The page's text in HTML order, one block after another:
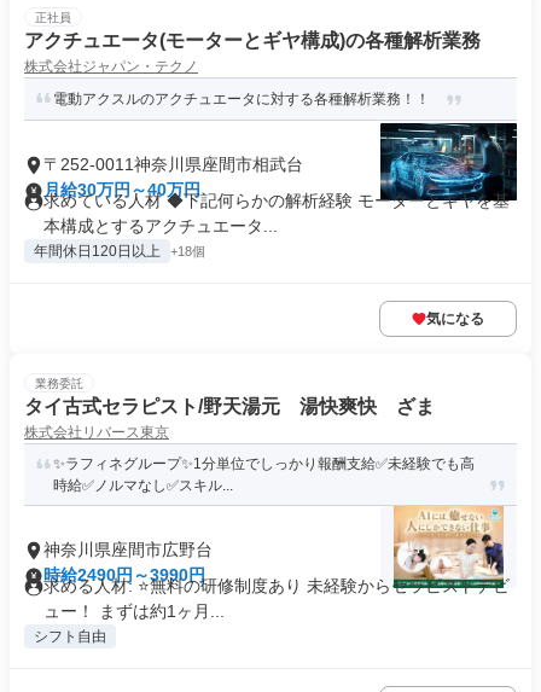
正社員
アクチュエータ(モーターとギヤ構成)の各種解析業務
株式会社ジャパン・テクノ
電動アクスルのアクチュエータに対する各種解析業務！！
〒252-0011神奈川県座間市相武台
月給30万円～40万円
求めている人材 ◆下記何らかの解析経験 モーターとギヤを基
本構成とするアクチュエータ...
年間休日120日以上 +18個
気になる
業務委託
タイ古式セラピスト/野天湯元 湯快爽快 ざま
株式会社リバース東京
✨️ラフィネグループ✨1分単位でしっかり報酬支給️✅未経験でも高
時給✅️ノルマなし✅スキル...
神奈川県座間市広野台
時給2490円～3990円
求める人材: ⭐️無料の研修制度あり 未経験からセラピストデビ
ュー！ まずは約1ヶ月...
シフト自由